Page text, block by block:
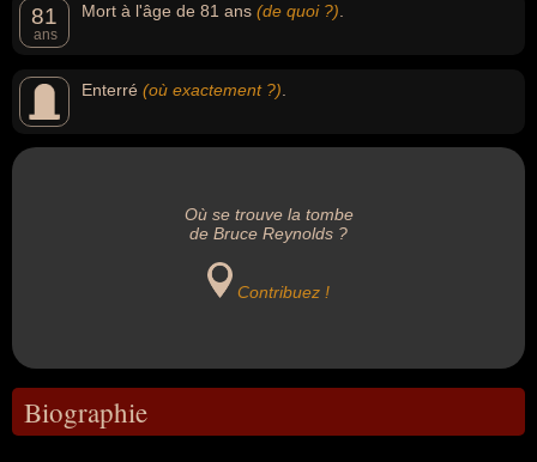
81
ans
Mort à l'âge de 81 ans (de quoi ?)
Enterré (où exactement ?)
Où se trouve la tombe
de Bruce Reynolds ?
Contribuez !
Biographie